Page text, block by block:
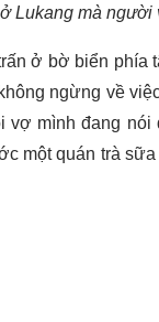
Lukang mà người
ở bờ biển phía
ngừng về
mình đang nói
một quán trà